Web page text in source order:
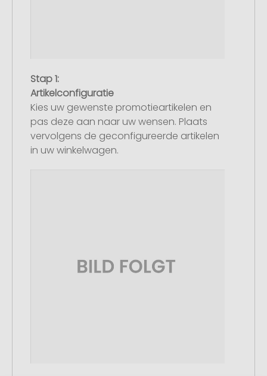
Stap 1:
Artikelconfiguratie
Kies uw gewenste promotieartikelen en
pas deze aan naar uw wensen. Plaats
vervolgens de geconfigureerde artikelen
in uw winkelwagen.